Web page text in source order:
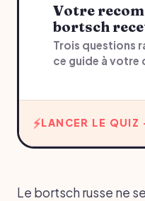
Votre recommandation sur
bortsch
Trois questions
ce guide à votre
LANCER LE
Le bortsch russe ne